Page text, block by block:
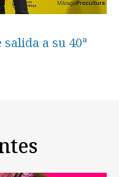
a su 40ª